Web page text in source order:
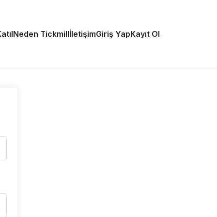
Neden TickmillİletişimGiriş YapKayıt Ol